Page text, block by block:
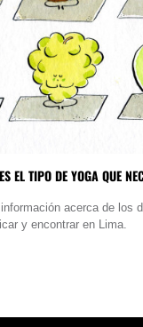
EL TIPO DE YOGA QUE
acerca de los
y encontrar en Lima.